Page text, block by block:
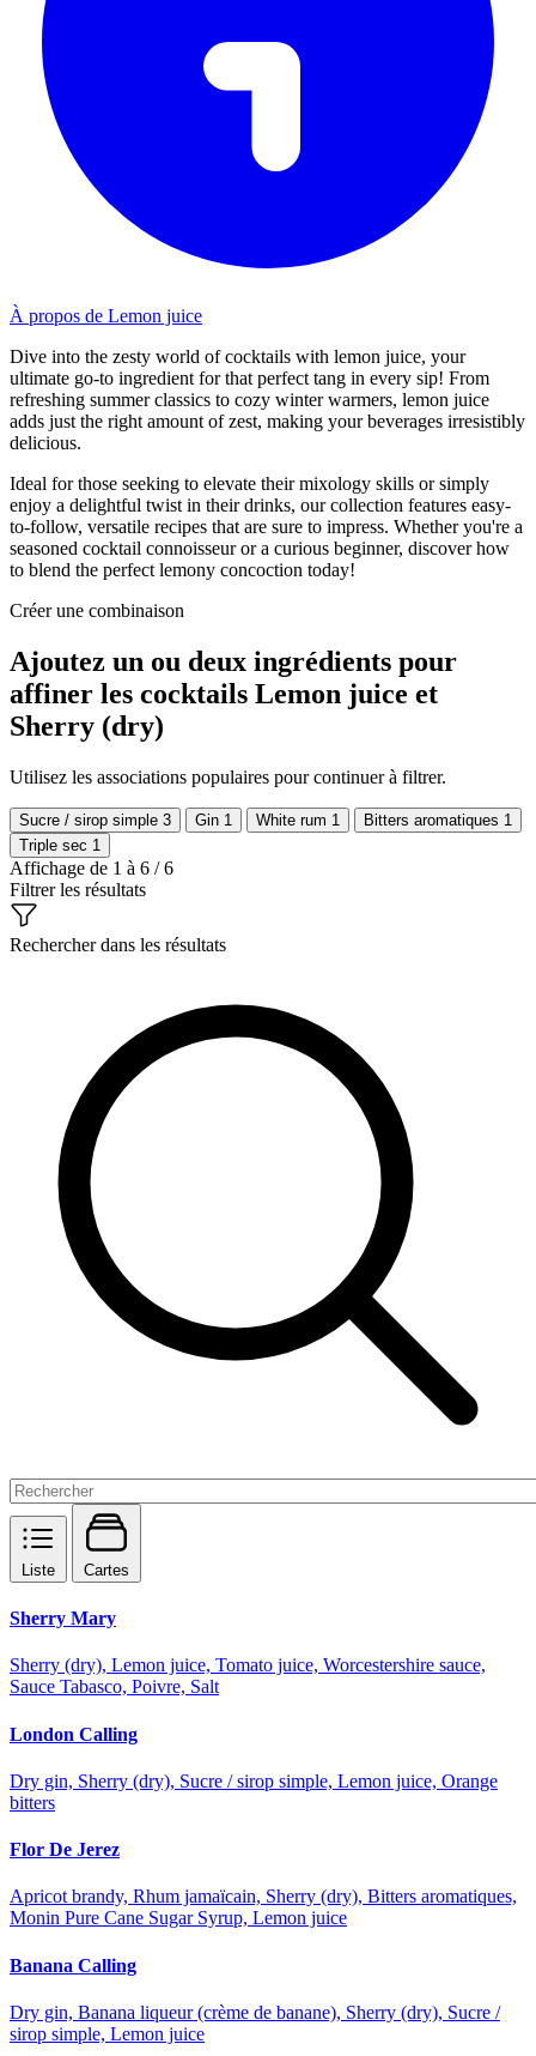
À propos de Lemon juice
Dive into the zesty world of cocktails with lemon juice, your
ultimate go-to ingredient for that perfect tang in every sip! From
refreshing summer classics to cozy winter warmers, lemon juice
adds just the right amount of zest, making your beverages irresistibly
delicious.
Ideal for those seeking to elevate their mixology skills or simply
enjoy a delightful twist in their drinks, our collection features easy-
to-follow, versatile recipes that are sure to impress. Whether you're a
seasoned cocktail connoisseur or a curious beginner, discover how
to blend the perfect lemony concoction today!
Créer une combinaison
Ajoutez un ou deux ingrédients pour
affiner les cocktails Lemon juice et
Sherry (dry)
Utilisez les associations populaires pour continuer à filtrer.
Sucre / sirop simple 3 Gin 1 White rum 1 Bitters aromatiques 1
Triple sec 1
Affichage de 1 à 6 / 6
Filtrer les résultats
Rechercher dans les résultats
Liste Cartes
Sherry Mary
Sherry (dry), Lemon juice, Tomato juice, Worcestershire sauce,
Sauce Tabasco, Poivre, Salt
London Calling
Dry gin, Sherry (dry), Sucre / sirop simple, Lemon juice, Orange
bitters
Flor De Jerez
Apricot brandy, Rhum jamaïcain, Sherry (dry), Bitters aromatiques,
Monin Pure Cane Sugar Syrup, Lemon juice
Banana Calling
Dry gin, Banana liqueur (crème de banane), Sherry (dry), Sucre /
sirop simple, Lemon juice